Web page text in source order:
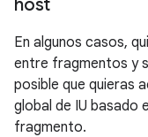
host
En algunos casos,
entre fragmentos y
posible que quieras
global de IU basado
fragmento.